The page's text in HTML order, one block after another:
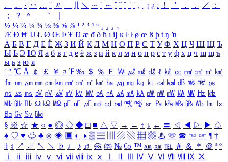
、
。 · ‥ … ¨ 〃 ― ＼ ∼ ´ ～ ˇ ˘ ˝ ˚ ˙ ¸ ¡ ¿ ː ！ ＇ ， ． ／
：
；
？ ＾ ｀
½ ⅓ ⅔ ¼ ¾ ⅛ ⅜ ⅝ ⅞ ¹ ² ³ ⁴ ⁿ ₁ ₂ ₃ ₄
Æ Ð Ħ Ĳ Ł Ø Œ Þ Ŧ Ŋ æ đ ð ħ ı ĳ ĸ ŀ ł ø œ ß þ ŧ ŋ ŉ
А Б В Г Д Е Ё Ж З И Й К Л М Н О П Р С Т У Ф Х Ц Ч Ш Щ Ъ
Ы Ь Э Ю Я а б в г д е ё ж з и й к л м н о п р с т у ф х ц ч ш щ ъ
ы ь э ю я
′ ″ ℃ Å ￠ ￡ ￥ ¤ ℉ ‰ ＄ ％ Ｆ ￦ ㎕ ㎖ ㎗ ℓ ㎘ ㏄ ㎣ ㎤ ㎥ ㎦
㎙ ㎚ ㎛ ㎜ ㎝ ㎞ ㎟ ㎠ ㎡ ㎢ ㏊ ㎍ ㎎ ㎏ ㏏ ㎈ ㎉ ㏈ ㎧ ㎨ ㎰
㎱ ㎲ ㎳ ㎴ ㎵ ㎶ ㎷ ㎸ ㎹ ㎀ ㎁ ㎂ ㎃ ㎄ ㎺ ㎻ ㎽ ㎾ ㎿ ㎐ ㎑
㎒ ㎓ ㎔ Ω ㏀ ㏁ ㎊ ㎋ ㎌ ㏖ ㏅ ㎭ ㎮ ㎯ ㏛ ㎩ ㎪ ㎫ ㎬ ㏝ ㏐
㏓
㏃ ㏉ ㏜ ㏆
§ ※ ☆ ★ ○ ● ◎ ◇ ◆ □ ■ △ ▽ → ← ↑ ↓ ↔ 〓 ◁ ◀ ▷ ▶ ♤
♠ ♡ ♥ ♧ ♣ ⊙ ◈ ▣ ◐ ◑ ▒ ▤ ▨ ▧ ▦ ▩ ♨ ☏ ☎ ☜ ☞ ¶ †
‡ ↕ ↗ ↙ ↖ ↘ ♭ ♩ ♪ ♬ ㉿ ㈜ № ㏇ ™ ㏂ ㏘ ℡ ＃ ＆ ＊ ＠ ª º
ⅰ
ⅱ ⅲ ⅳ ⅴ ⅵ ⅶ ⅷ ⅸ ⅹ Ⅳ Ⅴ Ⅵ Ⅶ Ⅷ Ⅸ Ⅹ